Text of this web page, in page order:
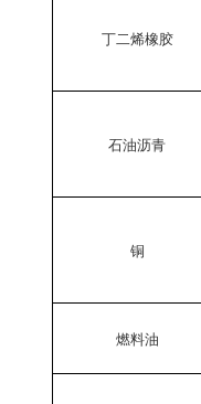
丁二烯橡胶
石油沥青
铜
燃料油